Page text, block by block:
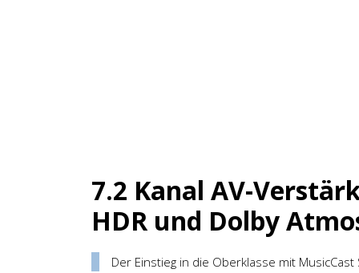
7.2 Kanal AV-
HDR und Dolby
Der Einstieg in die Oberklasse mit